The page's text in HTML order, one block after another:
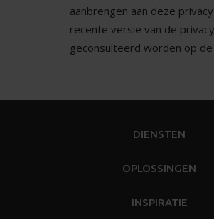
aanbrengen aan deze
recente versie van de
geconsulteerd worden op
DIENSTEN
OPLOSSINGEN
INSPIRATIE